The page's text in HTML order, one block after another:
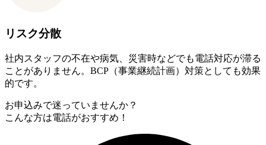
リスク分散
社内スタッフの不在や病気、災害時などでも電話対応が滞る
ことがありません。BCP（事業継続計画）対策としても効果
的です。
お申込みで迷っていませんか？
こんな方は電話がおすすめ！